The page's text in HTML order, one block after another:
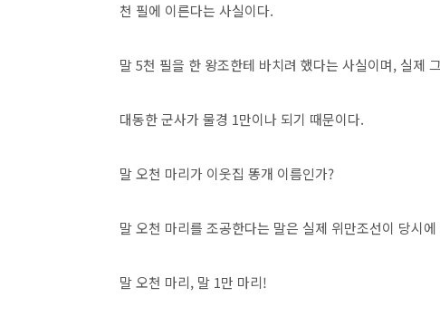
천 필에 이른다는 사실이다.
말 5천 필을 한 왕조한테 바치려 했다는 사실이며, 실제
대동한 군사가 물경 1만이나 되기 때문이다.
말 오천 마리가 이웃집 똥개 이름인가?
말 오천 마리를 조공한다는 말은 실제 위만조선이 당시
말 오천 마리, 말 1만 마리!